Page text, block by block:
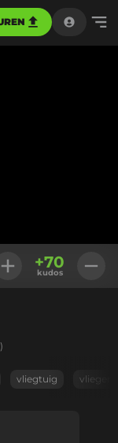
+70
kudos
vliegtuig vliegen